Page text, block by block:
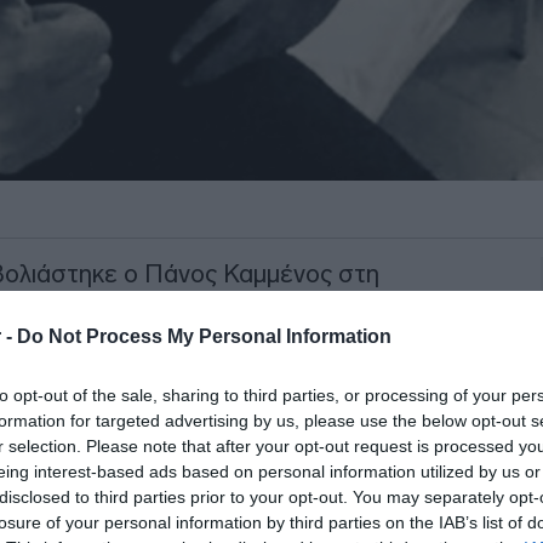
- Do Not Process My Personal Information
opt-out of the sale, sharing to third parties, or processing of your
for targeted advertising by us, please use the below opt-out
selection. Please note that after your opt-out request is processed
interest-based ads based on personal information utilized by us
to third parties prior to your opt-out. You may separately
of your personal information by third parties on the IAB’s list of
ο Πάνος Καμμένος στη
του στο Twitter, όπου φαίνεται ο ίδιος